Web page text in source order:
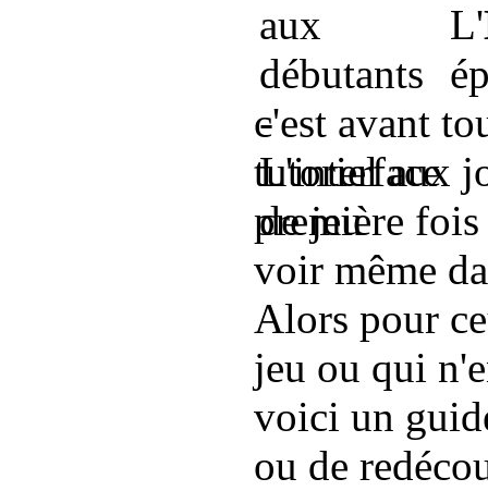
L'
c'est avant
tutoriel aux
première
voir même
Alors pour
jeu ou qui
voici un
ou de